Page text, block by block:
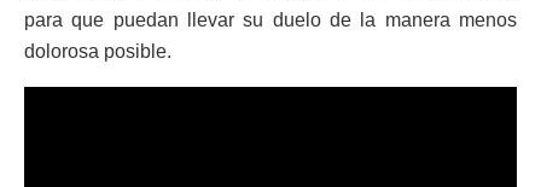
para que puedan llevar su duelo de la manera menos
dolorosa posible.